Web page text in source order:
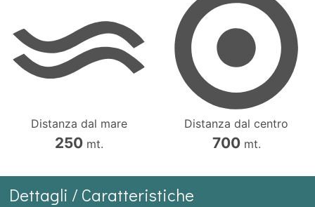
Distanza dal mare
250mt.
Distanza dal centro
700mt.
Dettagli / Caratteristiche